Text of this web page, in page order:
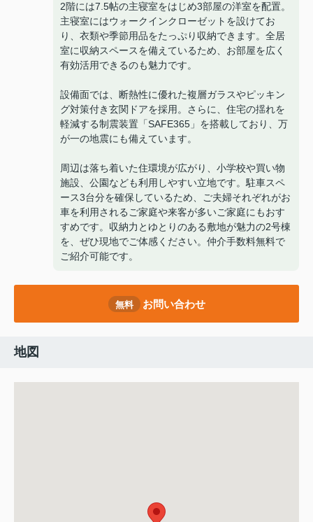
2階には7.5帖の主寝室をはじめ3部屋の洋室を配置。
主寝室にはウォークインクローゼットを設けてお
り、衣類や季節用品をたっぷり収納できます。全居
室に収納スペースを備えているため、お部屋を広く
有効活用できるのも魅力です。
設備面では、断熱性に優れた複層ガラスやピッキン
グ対策付き玄関ドアを採用。さらに、住宅の揺れを
軽減する制震装置「SAFE365」を搭載しており、万
が一の地震にも備えています。
周辺は落ち着いた住環境が広がり、小学校や買い物
施設、公園なども利用しやすい立地です。駐車スペ
ース3台分を確保しているため、ご夫婦それぞれがお
車を利用されるご家庭や来客が多いご家庭にもおす
すめです。収納力とゆとりのある敷地が魅力の2号棟
を、ぜひ現地でご体感ください。仲介手数料無料で
ご紹介可能です。
無料 お問い合わせ
地図